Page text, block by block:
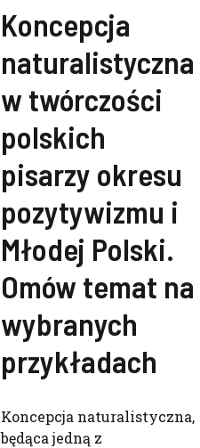
Koncepcja
naturalistyczna
w twórczości
polskich
pisarzy okresu
pozytywizmu i
Młodej Polski.
Omów temat na
wybranych
przykładach
Koncepcja naturalistyczna,
będąca jedną z